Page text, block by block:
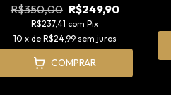
R$350,00 R$249,90
R$237,41 com Pix
10 x de R$24,99 sem juros
COMPRAR